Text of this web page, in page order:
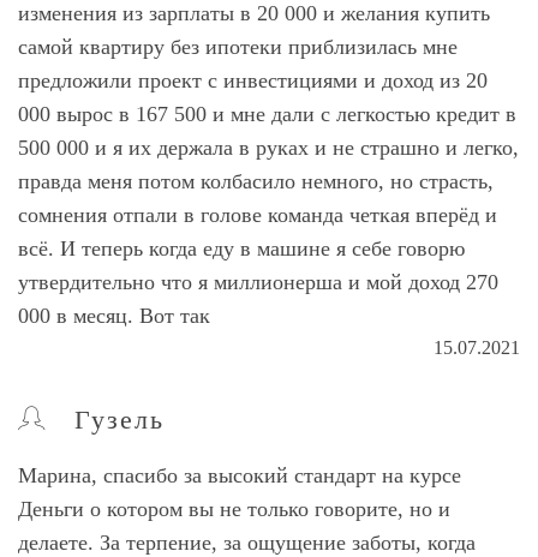
изменения из зарплаты в 20 000 и желания купить
самой квартиру без ипотеки приблизилась мне
предложили проект с инвестициями и доход из 20
000 вырос в 167 500 и мне дали с легкостью кредит в
500 000 и я их держала в руках и не страшно и легко,
правда меня потом колбасило немного, но страсть,
сомнения отпали в голове команда четкая вперёд и
всё. И теперь когда еду в машине я себе говорю
утвердительно что я миллионерша и мой доход 270
000 в месяц. Вот так
15.07.2021
Гузель
Марина, спасибо за высокий стандарт на курсе
Деньги о котором вы не только говорите, но и
делаете. За терпение, за ощущение заботы, когда